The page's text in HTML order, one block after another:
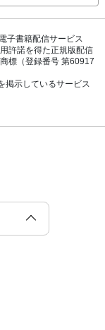
子書籍配信サービス
許諾を得た正規版配信
標（登録番号 第60917
掲示しているサービス